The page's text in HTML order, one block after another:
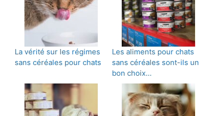
La vérité sur les régimes
sans céréales pour chats
Les aliments pour chats
sans céréales sont-ils un
bon choix…